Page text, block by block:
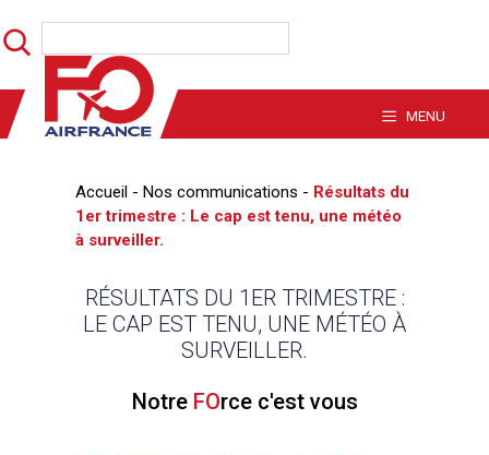
au
contenu
Rechercher
MENU
Accueil- Nos communications - Résultats du
1er trimestre : Le cap est tenu, une météo
à surveiller.
RÉSULTATS DU 1ER TRIMESTRE :
LE CAP EST TENU, UNE MÉTÉO À
SURVEILLER.
Notre FOrce c'est vous